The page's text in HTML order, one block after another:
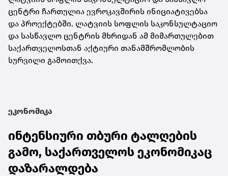
ცენტრი ჩართულია ევროკავშირის ინიციატივებსა
და პროექტებში. ლატვიის სოფლის საკონსულტაციო
და სასწავლო ცენტრის მხრიდან ამ მიმართულებით
საქართველოსთან აქტიური თანამშრომლობის
სურვილი გამოითქვა.
ეკონომიკა
ინტენსიური თბური ტალღების
გამო, საქართველოს ეკონომიკაც
დაზარალდება